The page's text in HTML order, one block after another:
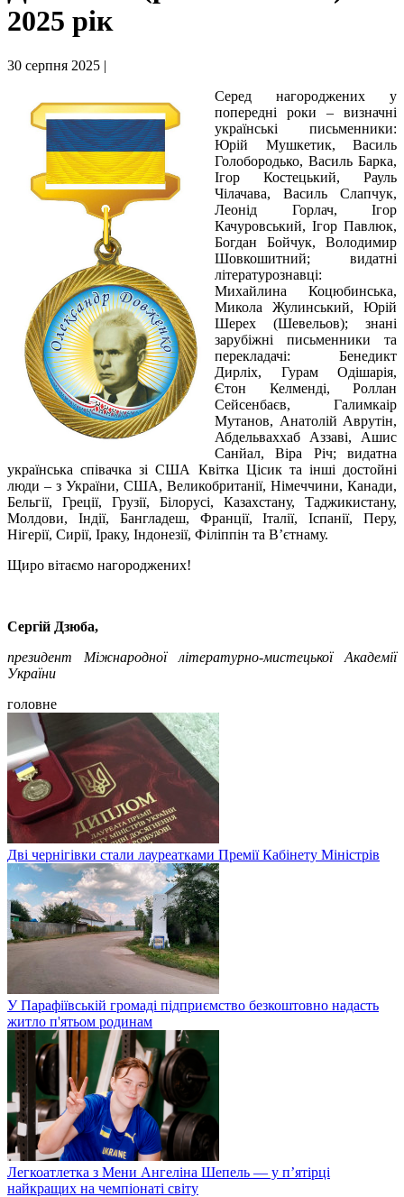
2025 рік
30 серпня 2025 |
Серед нагороджених у
попередні роки – визначні
українські письменники:
Юрій Мушкетик, Василь
Голобородько, Василь Барка,
Ігор Костецький, Рауль
Чілачава, Василь Слапчук,
Леонід Горлач, Ігор
Качуровський, Ігор Павлюк,
Богдан Бойчук, Володимир
Шовкошитний; видатні
літературознавці:
Михайлина Коцюбинська,
Микола Жулинський, Юрій
Шерех (Шевельов); знані
зарубіжні письменники та
перекладачі: Бенедикт
Дирліх, Гурам Одішарія,
Єтон Келменді, Роллан
Сейсенбаєв, Галимкаір
Мутанов, Анатолій Аврутін,
Абдельваххаб Аззаві, Ашис
Санйал, Віра Річ; видатна
українська співачка зі США Квітка Цісик та інші достойні
люди – з України, США, Великобританії, Німеччини, Канади,
Бельгії, Греції, Грузії, Білорусі, Казахстану, Таджикистану,
Молдови, Індії, Бангладеш, Франції, Італії, Іспанії, Перу,
Нігерії, Сирії, Іраку, Індонезії, Філіппін та В’єтнаму.
Щиро вітаємо нагороджених!
Сергій Дзюба,
президент Міжнародної літературно-мистецької Академії
України
головне
Дві чернігівки стали лауреатками Премії Кабінету Міністрів
У Парафіївській громаді підприємство безкоштовно надасть
житло п'ятьом родинам
Легкоатлетка з Мени Ангеліна Шепель — у п’ятірці
найкращих на чемпіонаті світу